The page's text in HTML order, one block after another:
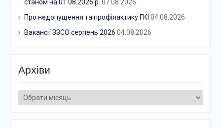
станом на 01.08.2026 р. 07.08.2026
Про недопущення та профілактику ГКІ 04.08.2026
Вакансії ЗЗСО серпень 2026 04.08.2026
Архіви
Архіви